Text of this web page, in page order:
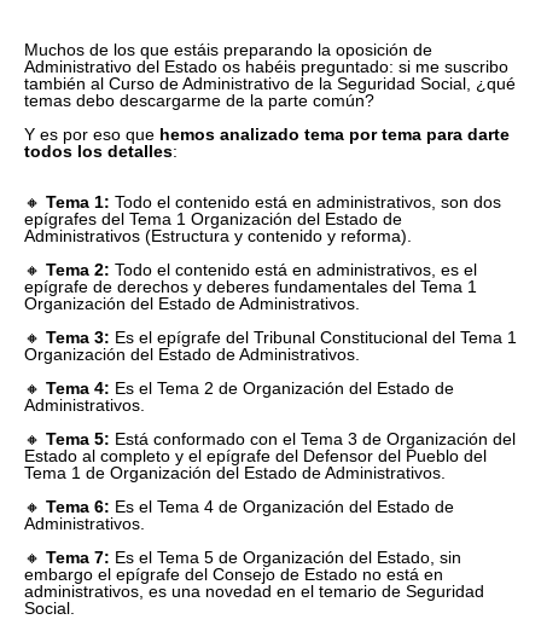
Muchos de los que estáis preparando la oposición de
Administrativo del Estado os habéis preguntado: si me suscribo
también al Curso de Administrativo de la Seguridad Social, ¿qué
temas debo descargarme de la parte común?
Y es por eso que hemos analizado tema por tema para darte
todos los detalles:
🔸 Tema 1: Todo el contenido está en administrativos, son dos
epígrafes del Tema 1 Organización del Estado de
Administrativos (Estructura y contenido y reforma).
🔸 Tema 2: Todo el contenido está en administrativos, es el
epígrafe de derechos y deberes fundamentales del Tema 1
Organización del Estado de Administrativos.
🔸 Tema 3: Es el epígrafe del Tribunal Constitucional del Tema 1
Organización del Estado de Administrativos.
🔸 Tema 4: Es el Tema 2 de Organización del Estado de
Administrativos.
🔸 Tema 5: Está conformado con el Tema 3 de Organización del
Estado al completo y el epígrafe del Defensor del Pueblo del
Tema 1 de Organización del Estado de Administrativos.
🔸 Tema 6: Es el Tema 4 de Organización del Estado de
Administrativos.
🔸 Tema 7: Es el Tema 5 de Organización del Estado, sin
embargo el epígrafe del Consejo de Estado no está en
administrativos, es una novedad en el temario de Seguridad
Social.